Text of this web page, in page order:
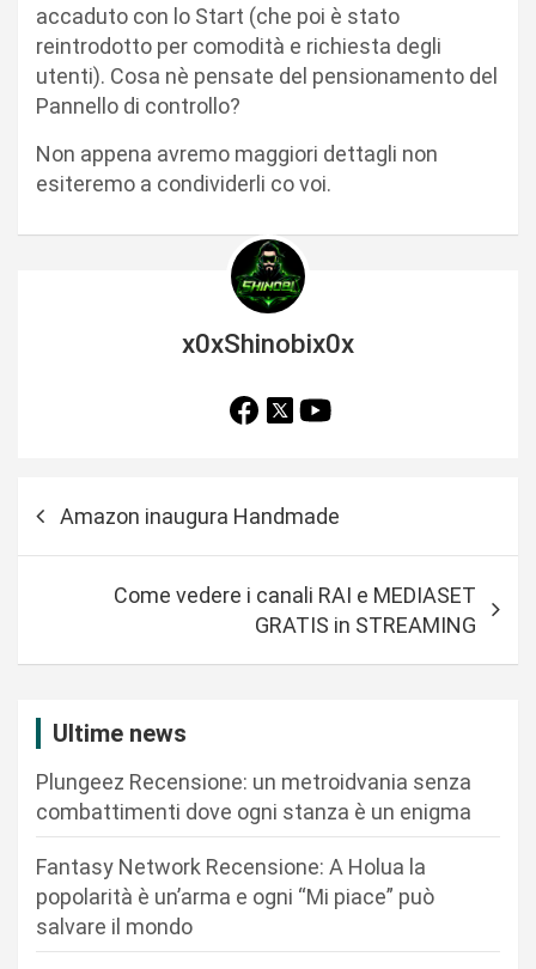
accaduto con lo Start (che poi è stato
reintrodotto per comodità e richiesta degli
utenti). Cosa nè pensate del pensionamento del
Pannello di controllo?
Non appena avremo maggiori dettagli non
esiteremo a condividerli co voi.
x0xShinobix0x
Amazon inaugura Handmade
Come vedere i canali RAI e MEDIASET
GRATIS in STREAMING
Ultime news
Plungeez Recensione: un metroidvania senza
combattimenti dove ogni stanza è un enigma
Fantasy Network Recensione: A Holua la
popolarità è un’arma e ogni “Mi piace” può
salvare il mondo